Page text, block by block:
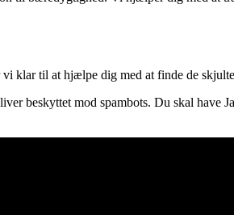
klar til at hjælpe dig med at finde de
beskyttet mod spambots. Du skal have